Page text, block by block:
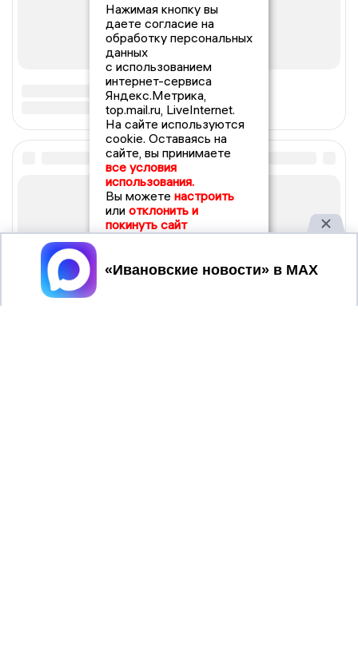
Нажимая кнопку вы
даете согласие на
обработку персональных
данных
с использованием
интернет-сервиса
Яндекс.Метрика,
top.mail.ru, LiveInternet.
На сайте используются
cookie. Оставаясь на
сайте, вы принимаете
все условия
использования.
Вы можете настроить
или отклонить и
покинуть сайт
Принять